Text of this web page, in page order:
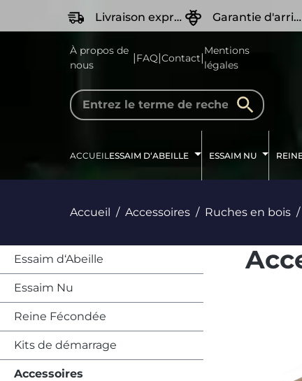
Passer à la navigation principale
Livraison express Garantie d'arrivée Vivante
À propos de
nous
|FAQ|Contact|
Mentions
légales
ACCUEILESSAIM D‘ABEILLE ESSAIM NU
Accueil Accessoires Ruches en bois
Essaim d‘Abeille
Essaim Nu
Reine Fécondée
Kits de démarrage
Accessoires